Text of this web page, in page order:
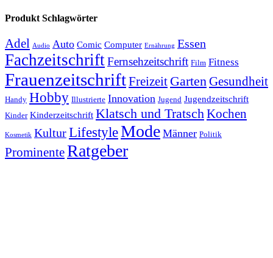
Produkt Schlagwörter
Adel Audio Auto Comic Computer Ernährung Essen
FachzeitschriftFernsehzeitschrift Film Fitness
FrauenzeitschriftFreizeit GartenGesundheit
Handy Hobby Illustrierte Innovation Jugend Jugendzeitschrift
Kinder Kinderzeitschrift Klatsch und TratschKochen
Kosmetik KulturLifestyleMode Männer Politik
ProminenteRatgeber